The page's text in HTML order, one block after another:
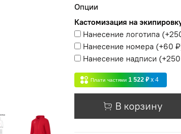
Опции
Кастомизация на
Нанесение логотипа (+
Нанесение номера (+60 ₽
Нанесение надписи (+
Плати частями 1 522 ₽ x 4
В корзину